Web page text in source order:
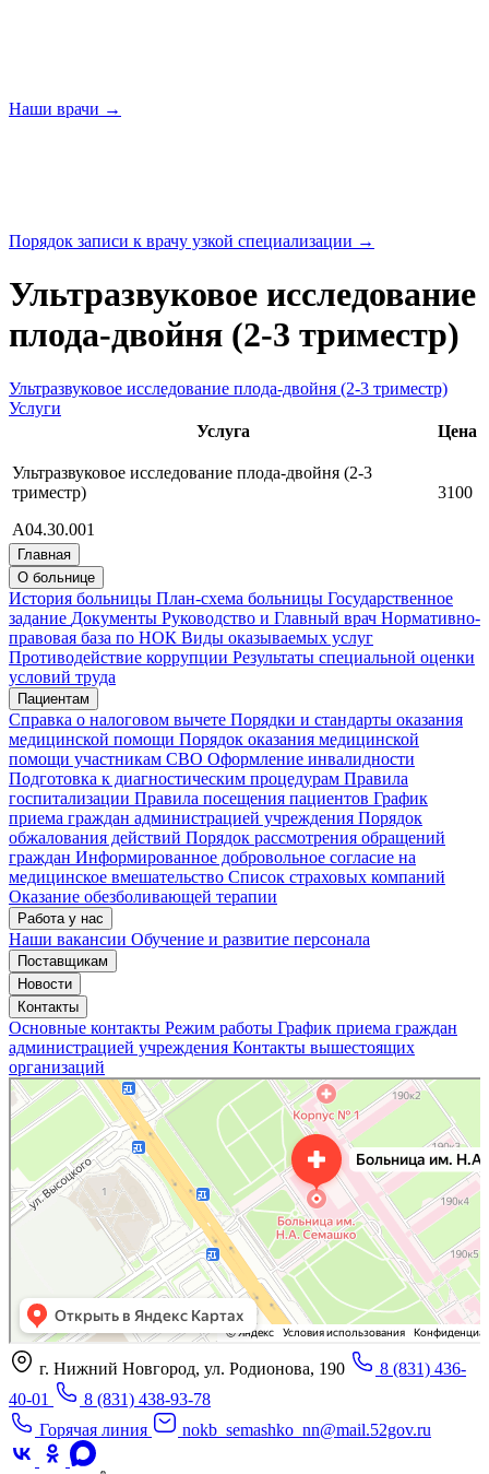
Наши врачи →
Порядок записи к врачу узкой специализации →
Ультразвуковое исследование
плода-двойня (2-3 триместр)
Ультразвуковое исследование плода-двойня (2-3 триместр)
Услуги
Услуга
Цена
Ультразвуковое исследование плода-двойня (2-3
триместр)
А04.30.001
3100
Главная
О больнице
История больницы План-схема больницы Государственное
задание Документы Руководство и Главный врач Нормативно-
правовая база по НОК Виды оказываемых услуг
Противодействие коррупции Результаты специальной оценки
условий труда
Пациентам
Справка о налоговом вычете Порядки и стандарты оказания
медицинской помощи Порядок оказания медицинской
помощи участникам СВО Оформление инвалидности
Подготовка к диагностическим процедурам Правила
госпитализации Правила посещения пациентов График
приема граждан администрацией учреждения Порядок
обжалования действий Порядок рассмотрения обращений
граждан Информированное добровольное согласие на
медицинское вмешательство Список страховых компаний
Оказание обезболивающей терапии
Работа у нас
Наши вакансии Обучение и развитие персонала
Поставщикам
Новости
Контакты
Основные контакты Режим работы График приема граждан
администрацией учреждения Контакты вышестоящих
организаций
«Нижегородская областная клиническая больница имени Н.А. Семашко»
Отделение больницы, госпиталя в Нижнем Новгороде
Больница для взрослых в Нижнем Новгороде
г. Нижний Новгород, ул. Родионова, 190
8 (831) 436-
40-01
8 (831) 438-93-78
Горячая линия
nokb_semashko_nn@mail.52gov.ru